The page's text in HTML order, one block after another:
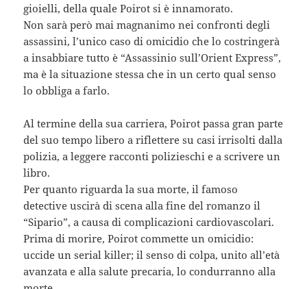
gioielli, della quale Poirot si è innamorato.
Non sarà però mai magnanimo nei confronti degli
assassini, l’unico caso di omicidio che lo costringerà
a insabbiare tutto è “Assassinio sull’Orient Express”,
ma è la situazione stessa che in un certo qual senso
lo obbliga a farlo.
Al termine della sua carriera, Poirot passa gran parte
del suo tempo libero a riflettere su casi irrisolti dalla
polizia, a leggere racconti polizieschi e a scrivere un
libro.
Per quanto riguarda la sua morte, il famoso
detective uscirà di scena alla fine del romanzo il
“Sipario”, a causa di complicazioni cardiovascolari.
Prima di morire, Poirot commette un omicidio:
uccide un serial killer; il senso di colpa, unito all’età
avanzata e alla salute precaria, lo condurranno alla